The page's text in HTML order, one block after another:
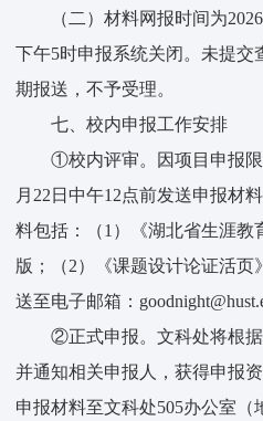
（二）材料网报时间为
下午5时申报系统关闭。未提交
期报送，不予受理。
七、校内申报工作安排
①校内评审。因项目申报
月22日中午12点前发送申报材
料包括：（1）《湖北省生涯教
版；（2）《课题设计论证活
送至电子邮箱：
②正式申报。文科处将根
并通知相关申报人，获得申报
申报材料至文科处505办公室（